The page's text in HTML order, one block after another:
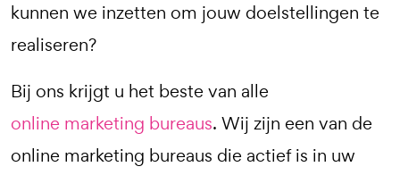
kunnen we inzetten om jouw doelstellingen te
realiseren?
Bij ons krijgt u het beste van alle
online marketing bureaus. Wij zijn een van de
online marketing bureaus die actief is in uw